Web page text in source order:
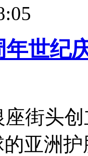
年世纪
座街头
亚洲